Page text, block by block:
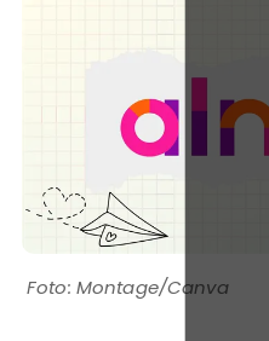
Montage/Canva